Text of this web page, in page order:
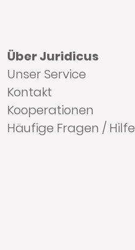
Über Juridicus
Unser Service
Kontakt
Kooperationen
Häufige Fragen / Hilfe